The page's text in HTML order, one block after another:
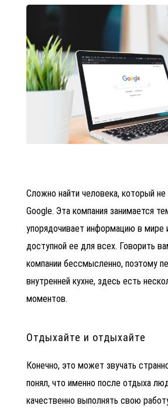
Сложно найти человека, который не
Google. Эта компания занимается
упорядочивает информацию в мире
доступной ее для всех. Говорить
компании бессмысленно, поэтому
внутренней кухне, здесь есть
моментов.
Отдыхайте и отдыхайте
Конечно, это может звучать
понял, что именно после отдыха
качественно выполнять свою